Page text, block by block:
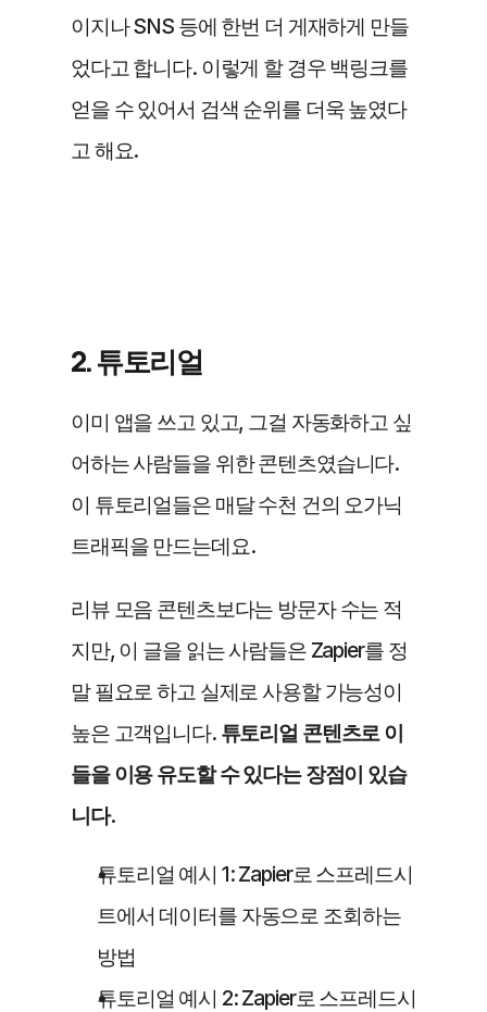
이지나 SNS 등에 한번 더 게재하게 만들
었다고 합니다. 이렇게 할 경우 백링크를
얻을 수 있어서 검색 순위를 더욱 높였다
고 해요.
2. 튜토리얼
이미 앱을 쓰고 있고, 그걸 자동화하고 싶
어하는 사람들을 위한 콘텐츠였습니다.
이 튜토리얼들은 매달 수천 건의 오가닉
트래픽을 만드는데요.
리뷰 모음 콘텐츠보다는 방문자 수는 적
지만, 이 글을 읽는 사람들은 Zapier를 정
말 필요로 하고 실제로 사용할 가능성이
높은 고객입니다. 튜토리얼 콘텐츠로 이
들을 이용 유도할 수 있다는 장점이 있습
니다.
튜토리얼 예시 1: Zapier로 스프레드시
트에서 데이터를 자동으로 조회하는
방법
튜토리얼 예시 2: Zapier로 스프레드시